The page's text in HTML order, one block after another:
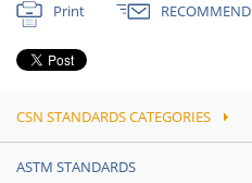
Print RECOMMEND
CSN STANDARDS CATEGORIES
ASTM STANDARDS